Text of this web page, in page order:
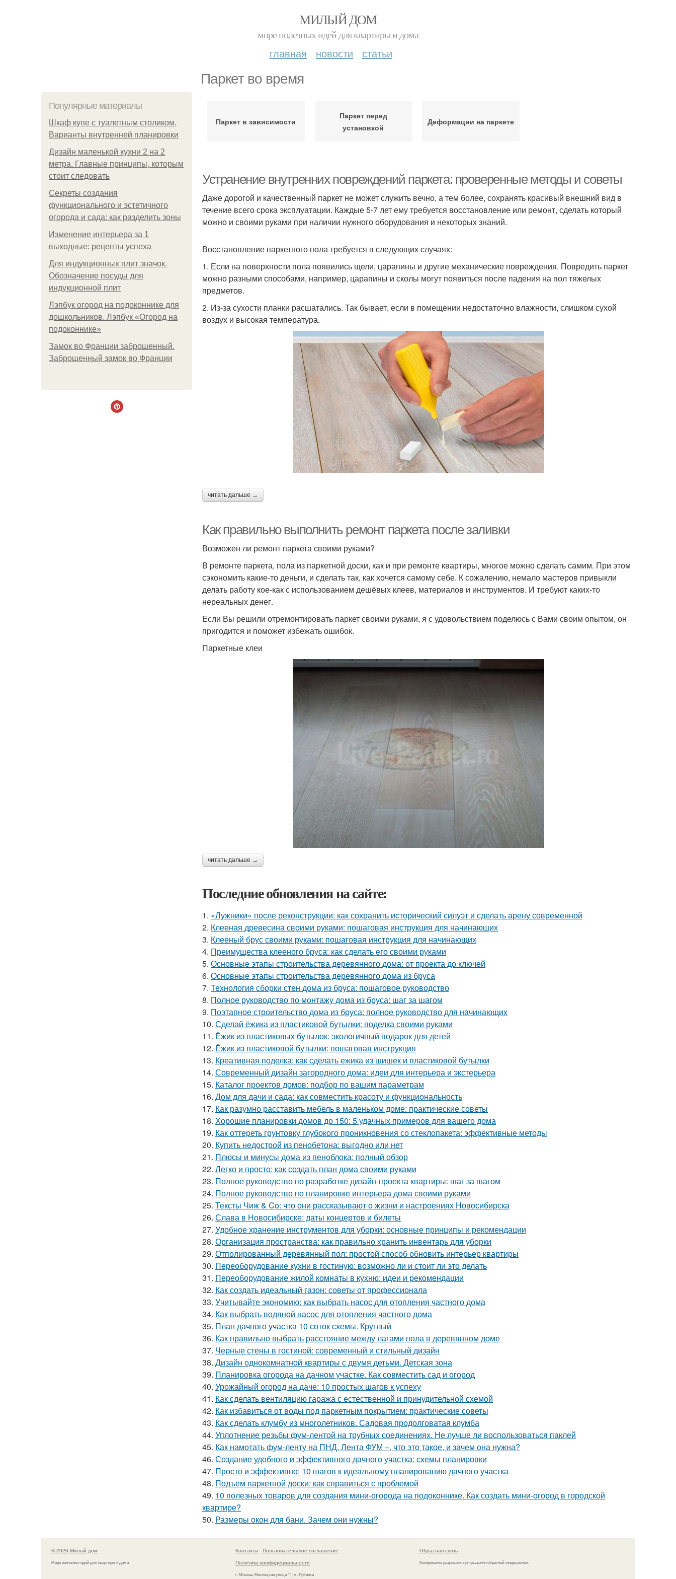
МИЛЫЙ ДОМ
море полезных идей для квартиры и дома
главная новости статьи
Паркет во время
Популярные материалы
Шкаф купе с туалетным столиком.
Варианты внутренней планировки
Дизайн маленькой кухни 2 на 2
метра. Главные принципы, которым
стоит следовать
Секреты создания
функционального и эстетичного
огорода и сада: как разделить зоны
Изменение интерьера за 1
выходные: рецепты успеха
Для индукционных плит значок.
Обозначение посуды для
индукционной плит
Лэпбук огород на подоконнике для
дошкольников. Лэпбук «Огород на
подоконнике»
Замок во Франции заброшенный.
Заброшенный замок во Франции
Паркет в зависимости
Паркет перед
установкой
Деформации на паркете
Устранение внутренних повреждений паркета: проверенные методы и советы
Даже дорогой и качественный паркет не может служить вечно, а тем более, сохранять красивый внешний вид в
течение всего срока эксплуатации. Каждые 5-7 лет ему требуется восстановление или ремонт, сделать который
можно и своими руками при наличии нужного оборудования и некоторых знаний.
Восстановление паркетного пола требуется в следующих случаях:
1. Если на поверхности пола появились щели, царапины и другие механические повреждения. Повредить паркет
можно разными способами, например, царапины и сколы могут появиться после падения на пол тяжелых
предметов.
2. Из-за сухости планки расшатались. Так бывает, если в помещении недостаточно влажности, слишком сухой
воздух и высокая температура.
читать дальше →
Как правильно выполнить ремонт паркета после заливки
Возможен ли ремонт паркета своими руками?
В ремонте паркета, пола из паркетной доски, как и при ремонте квартиры, многое можно сделать самим. При этом
сэкономить какие-то деньги, и сделать так, как хочется самому себе. К сожалению, немало мастеров привыкли
делать работу кое-как с использованием дешёвых клеев, материалов и инструментов. И требуют каких-то
нереальных денег.
Если Вы решили отремонтировать паркет своими руками, я с удовольствием поделюсь с Вами своим опытом, он
пригодится и поможет избежать ошибок.
Паркетные клеи
читать дальше →
Последние обновления на сайте:
1. «Лужники» после реконструкции: как сохранить исторический силуэт и сделать арену современной
2. Клееная древесина своими руками: пошаговая инструкция для начинающих
3. Клееный брус своими руками: пошаговая инструкция для начинающих
4. Преимущества клееного бруса: как сделать его своими руками
5. Основные этапы строительства деревянного дома: от проекта до ключей
6. Основные этапы строительства деревянного дома из бруса
7. Технология сборки стен дома из бруса: пошаговое руководство
8. Полное руководство по монтажу дома из бруса: шаг за шагом
9. Поэтапное строительство дома из бруса: полное руководство для начинающих
10. Сделай ёжика из пластиковой бутылки: поделка своими руками
11. Ёжик из пластиковых бутылок: экологичный подарок для детей
12. Ёжик из пластиковой бутылки: пошаговая инструкция
13. Креативная поделка: как сделать ежика из шишек и пластиковой бутылки
14. Современный дизайн загородного дома: идеи для интерьера и экстерьера
15. Каталог проектов домов: подбор по вашим параметрам
16. Дом для дачи и сада: как совместить красоту и функциональность
17. Как разумно расставить мебель в маленьком доме: практические советы
18. Хорошие планировки домов до 150: 5 удачных примеров для вашего дома
19. Как оттереть грунтовку глубокого проникновения со стеклопакета: эффективные методы
20. Купить недострой из пенобетона: выгодно или нет
21. Плюсы и минусы дома из пеноблока: полный обзор
22. Легко и просто: как создать план дома своими руками
23. Полное руководство по разработке дизайн-проекта квартиры: шаг за шагом
24. Полное руководство по планировке интерьера дома своими руками
25. Тексты Чиж & Co: что они рассказывают о жизни и настроениях Новосибирска
26. Слава в Новосибирске: даты концертов и билеты
27. Удобное хранение инструментов для уборки: основные принципы и рекомендации
28. Организация пространства: как правильно хранить инвентарь для уборки
29. Отполированный деревянный пол: простой способ обновить интерьер квартиры
30. Переоборудование кухни в гостиную: возможно ли и стоит ли это делать
31. Переоборудование жилой комнаты в кухню: идеи и рекомендации
32. Как создать идеальный газон: советы от профессионала
33. Учитывайте экономию: как выбрать насос для отопления частного дома
34. Как выбрать водяной насос для отопления частного дома
35. План дачного участка 10 соток схемы. Круглый
36. Как правильно выбрать расстояние между лагами пола в деревянном доме
37. Черные стены в гостиной: современный и стильный дизайн
38. Дизайн однокомнатной квартиры с двумя детьми. Детская зона
39. Планировка огорода на дачном участке. Как совместить сад и огород
40. Урожайный огород на даче: 10 простых шагов к успеху
41. Как сделать вентиляцию гаража с естественной и принудительной схемой
42. Как избавиться от воды под паркетным покрытием: практические советы
43. Как сделать клумбу из многолетников. Садовая продолговатая клумба
44. Уплотнение резьбы фум-лентой на трубных соединениях. Не лучше ли воспользоваться паклей
45. Как намотать фум-ленту на ПНД. Лента ФУМ –, что это такое, и зачем она нужна?
46. Создание удобного и эффективного дачного участка: схемы планировки
47. Просто и эффективно: 10 шагов к идеальному планированию дачного участка
48. Подъем паркетной доски: как справиться с проблемой
49. 10 полезных товаров для создания мини-огорода на подоконнике. Как создать мини-огород в городской
квартире?
50. Размеры окон для бани. Зачем они нужны?
© 2026 Милый дом
Море полезных идей для квартиры и дома
Контакты
Пользовательское соглашение
Политика конфидециальности
г. Москва, Мясницкая улица 11, м. Лубянка
Обратная связь
Копирование разрешено при указании обратной гиперссылки.